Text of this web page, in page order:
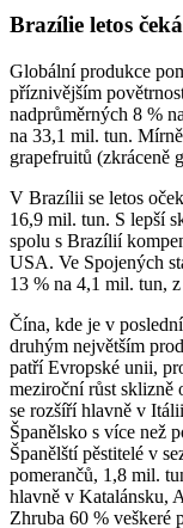
Brazílie letos
Globální produkce
příznivějším
nadprůměrných 8 %
na 33,1 mil. tun.
grapefruitů (zkráceně
V Brazílii se letos
16,9 mil. tun. S lepší
spolu s Brazílií
USA. Ve Spojených
13 % na 4,1 mil. tun,
Čína, kde je v
druhým největším
patří Evropské unii,
meziroční růst sklizně
se rozšíří hlavně v
Španělsko s více než
Španělští pěstitelé v
pomerančů, 1,8 mil.
hlavně v Katalánsku,
Zhruba 60 % veškeré